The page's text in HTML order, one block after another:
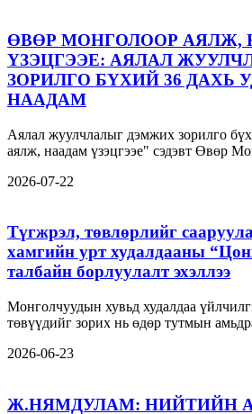
ӨВӨР МОНГОЛООР АЯЛЖ,
ҮЗЭЦГЭЭЕ: АЯЛАЛ
ЗОРИЛГО БҮХИЙ 36 ДАХЬ
НААДАМ
Аялал жуулчлалыг дэмжих зорилго
аялж, наадам үзэцгээе" сэдэвт Өвөр
2026-07-22
Түгжрэл, төвлөрлийг
хамгийн урт худалдааны
талбайн борлуулалт эхэллээ
Монголчуудын хувьд худалдаа
төвүүдийг зорих нь өдөр тутмын
2026-06-23
Ж.НЯМДУЛАМ: НИЙТИЙН